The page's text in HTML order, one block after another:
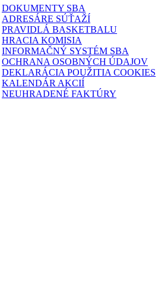
DOKUMENTY SBA
ADRESÁRE SÚŤAŽÍ
PRAVIDLÁ BASKETBALU
HRACIA KOMISIA
INFORMAČNÝ SYSTÉM SBA
OCHRANA OSOBNÝCH ÚDAJOV
DEKLARÁCIA POUŽITIA COOKIES
KALENDÁR AKCIÍ
NEUHRADENÉ FAKTÚRY